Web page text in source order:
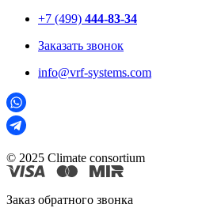
+7 (499) 444-83-34
Заказать звонок
info@vrf-systems.com
© 2025 Climate consortium
Заказ обратного звонка